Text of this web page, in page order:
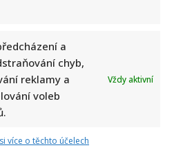
a
chyb,
reklamy a
voleb
Vždy aktivní
více o těchto účelech
a jeho vyjádření o klimatické